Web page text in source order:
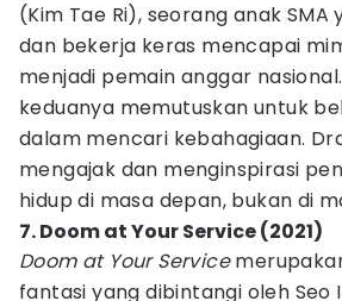
(Kim Tae Ri), seorang anak
dan bekerja keras mencapai
menjadi pemain anggar
keduanya memutuskan untuk
dalam mencari kebahagiaan.
mengajak dan menginspirasi
hidup di masa depan, bukan di
7. Doom at Your Service (2021)
Doom at Your Service
fantasi yang dibintangi oleh Seo